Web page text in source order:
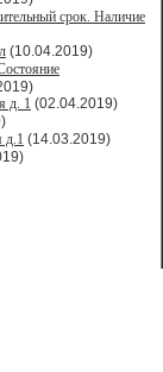
срок. Наличие
(10.04.2019)
д. 1 (02.04.2019)
д.1 (14.03.2019)